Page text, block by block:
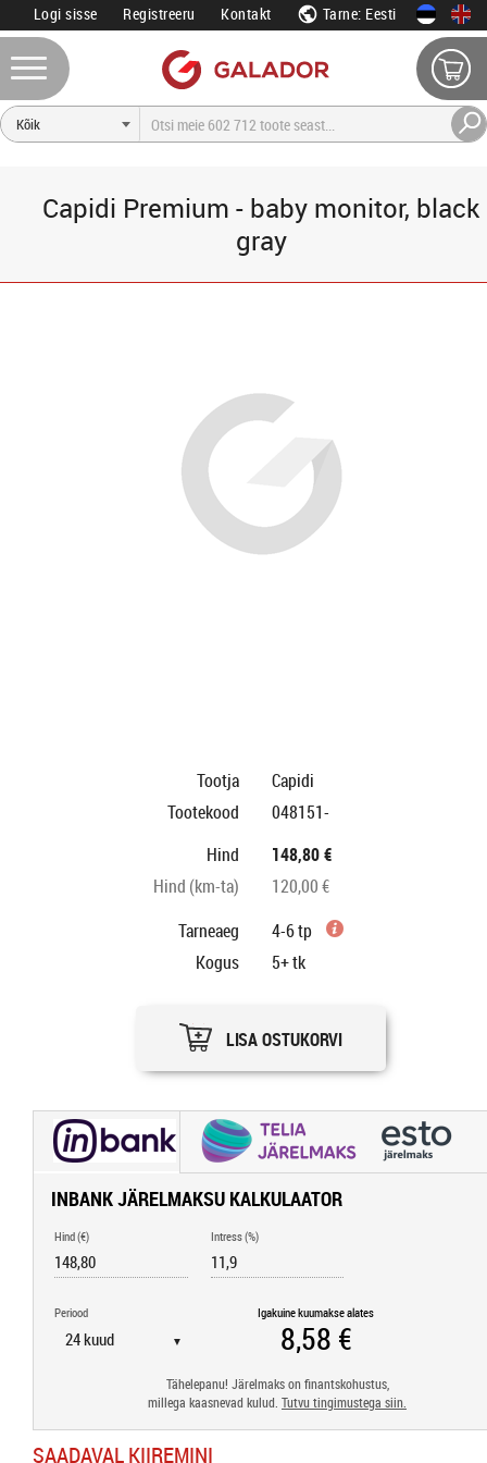
Logi sisse Registreeru Kontakt Tarne: Eesti
Capidi Premium - baby monitor, black
gray
Tootja
Capidi
Tootekood
048151-
Hind
148,80 €
Hind (km-ta)
120,00 €
Tarneaeg
4-6 tp
Kogus
5+tk
LISA OSTUKORVI
INBANK JÄRELMAKSU KALKULAATOR
Hind (€) Intress (%)
Periood
▼
Igakuine kuumakse alates
Tähelepanu! Järelmaks on finantskohustus,
millega kaasnevad kulud. Tutvu tingimustega siin.
SAADAVAL KIIREMINI